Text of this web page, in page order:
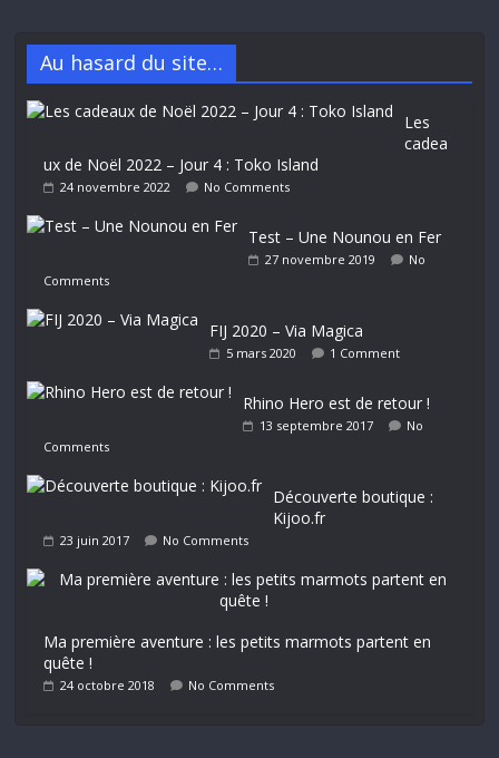
Au hasard du site…
Les
cadea
ux de Noël 2022 – Jour 4 : Toko Island
24 novembre 2022 No Comments
Test – Une Nounou en Fer
27 novembre 2019
No
Comments
FIJ 2020 – Via Magica
5 mars 2020 1 Comment
Rhino Hero est de retour !
13 septembre 2017
No
Comments
Découverte boutique :
Kijoo.fr
23 juin 2017 No Comments
Ma première aventure : les petits marmots partent en
quête !
24 octobre 2018 No Comments